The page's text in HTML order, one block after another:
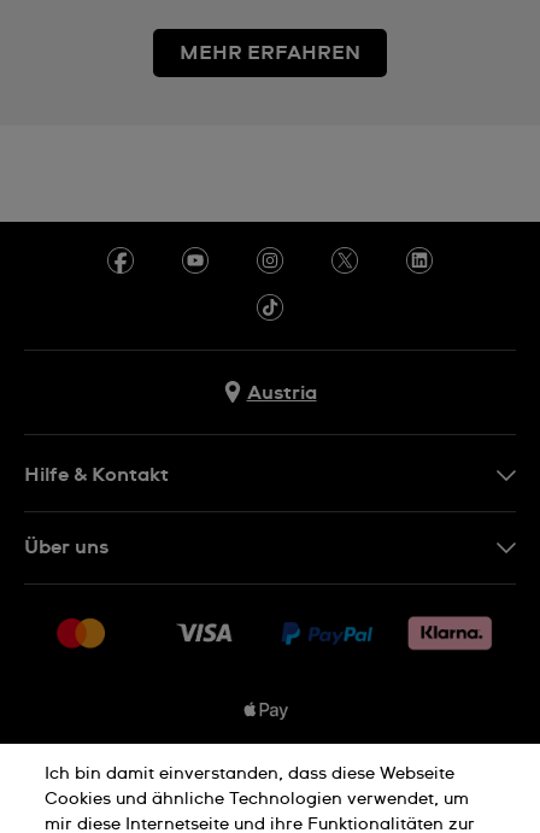
MEHR ERFAHREN
Austria
Hilfe & Kontakt
Rückgaberecht
Über uns
Jobs
Datenschutzbedingungen
Ich bin damit einverstanden, dass diese Webseite
Cookies und ähnliche Technologien verwendet, um
mir diese Internetseite und ihre Funktionalitäten zur